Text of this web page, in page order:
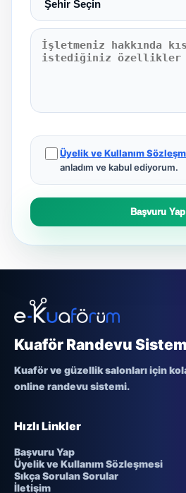
Üyelik ve Kullanım
anladım ve kabul ediyorum.
Başvuru Yap
Kuaför Randevu
Kuaför ve güzellik salonları için
online randevu sistemi.
Hızlı Linkler
Başvuru Yap
Üyelik ve Kullanım Sözleşmesi
Sıkça Sorulan Sorular
İletişim